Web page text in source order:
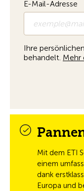
Mit dem ETI
einem
dank
Europa und